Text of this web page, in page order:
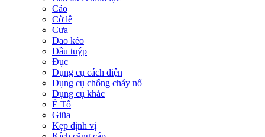
Cảo
Cờ lê
Cưa
Dao kéo
Đầu tuýp
Đục
Dụng cụ cách điện
Dụng cụ chống cháy nổ
Dụng cụ khác
Ê Tô
Giũa
Kẹp định vị